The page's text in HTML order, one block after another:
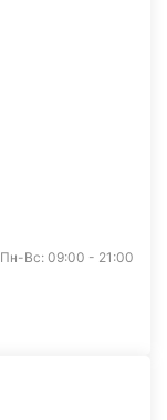
Пн-Вс: 09:00 - 21:00